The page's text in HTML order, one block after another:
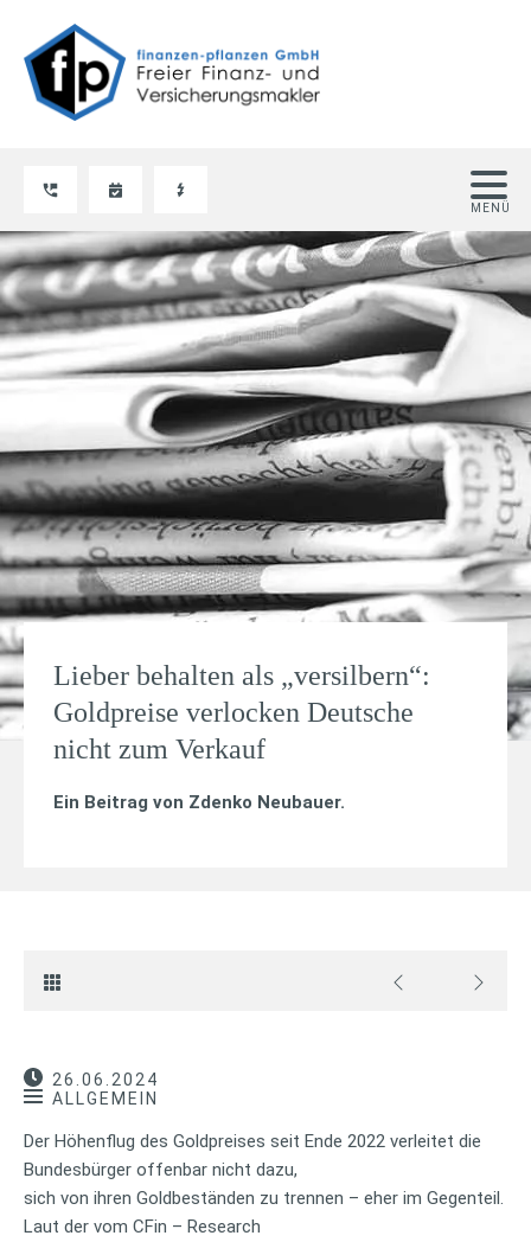
Lieber behalten als „versilbern“:
Goldpreise verlocken Deutsche
nicht zum Verkauf
Ein Beitrag von Zdenko Neubauer.
26.06.2024
ALLGEMEIN
Der Höhenflug des Goldpreises seit Ende 2022 verleitet die
Bundesbürger offenbar nicht dazu,
sich von ihren Goldbeständen zu trennen – eher im Gegenteil.
Laut der vom CFin – Research